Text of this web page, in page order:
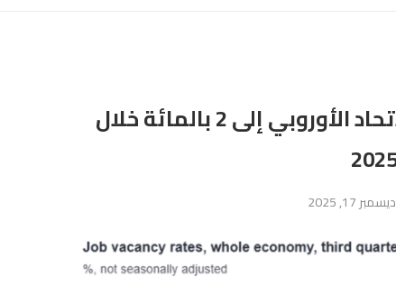
انخفاض معدل الوظائف الشاغرة في الاتحاد الأوروبي إلى 2 بالمائة خلال
ديسمبر 17, 2025